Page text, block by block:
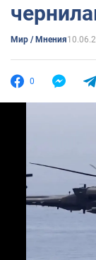
Мир / Мнения
0